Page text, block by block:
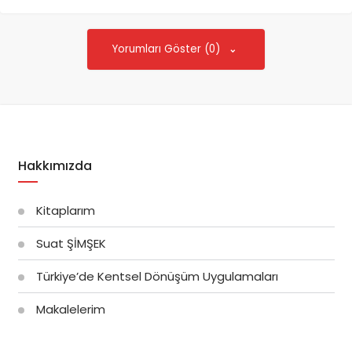
Yorumları Göster (0)
Hakkımızda
Kitaplarım
Suat ŞİMŞEK
Türkiye’de Kentsel Dönüşüm Uygulamaları
Makalelerim